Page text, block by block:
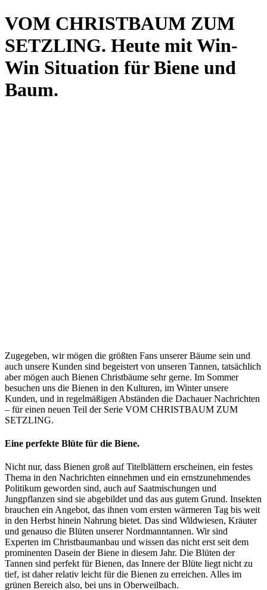
VOM CHRISTBAUM ZUM
SETZLING. Heute mit Win-
Win Situation für Biene und
Baum.
Zugegeben, wir mögen die größten Fans unserer Bäume sein und
auch unsere Kunden sind begeistert von unseren Tannen, tatsächlich
aber mögen auch Bienen Christbäume sehr gerne. Im Sommer
besuchen uns die Bienen in den Kulturen, im Winter unsere
Kunden, und in regelmäßigen Abständen die Dachauer Nachrichten
– für einen neuen Teil der Serie VOM CHRISTBAUM ZUM
SETZLING.
Eine perfekte Blüte für die Biene.
Nicht nur, dass Bienen groß auf Titelblättern erscheinen, ein festes
Thema in den Nachrichten einnehmen und ein ernstzunehmendes
Politikum geworden sind, auch auf Saatmischungen und
Jungpflanzen sind sie abgebildet und das aus gutem Grund. Insekten
brauchen ein Angebot, das ihnen vom ersten wärmeren Tag bis weit
in den Herbst hinein Nahrung bietet. Das sind Wildwiesen, Kräuter
und genauso die Blüten unserer Nordmanntannen. Wir sind
Experten im Christbaumanbau und wissen das nicht erst seit dem
prominenten Dasein der Biene in diesem Jahr. Die Blüten der
Tannen sind perfekt für Bienen, das Innere der Blüte liegt nicht zu
tief, ist daher relativ leicht für die Bienen zu erreichen. Alles im
grünen Bereich also, bei uns in Oberweilbach.